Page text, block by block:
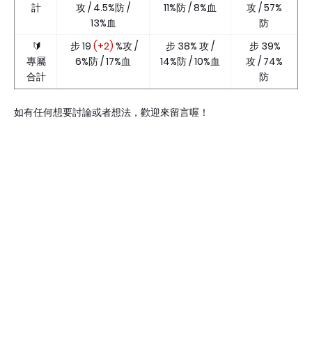
計
攻 / 4.5%防 /
13%血
11%防 / 8%血
攻 / 57%
防
🔰
專屬
合計
步 19 (+2) %攻 /
6%防 / 17%血
步 38% 攻 /
14%防 / 10%血
步 39%
攻 / 74%
防
如有任何想要討論或者想法，歡迎來留言喔！